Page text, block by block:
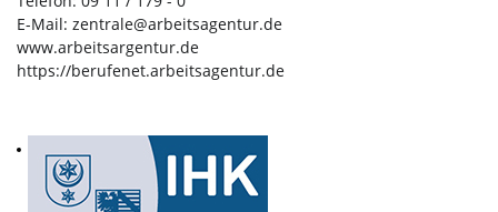
E-Mail: zentrale@arbeitsagentur.de
www.arbeitsargentur.de
https://berufenet.arbeitsagentur.de